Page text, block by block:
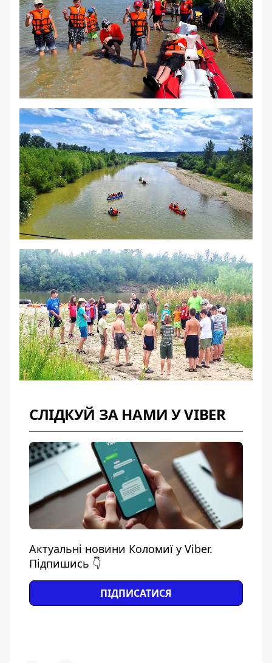
СЛІДКУЙ ЗА НАМИ У VIBER
Актуальні новини Коломиї у Viber.
Підпишись 👇
ПІДПИСАТИСЯ